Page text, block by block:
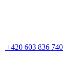
+420 603 836 740